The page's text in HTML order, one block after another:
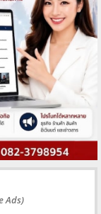
Ads)